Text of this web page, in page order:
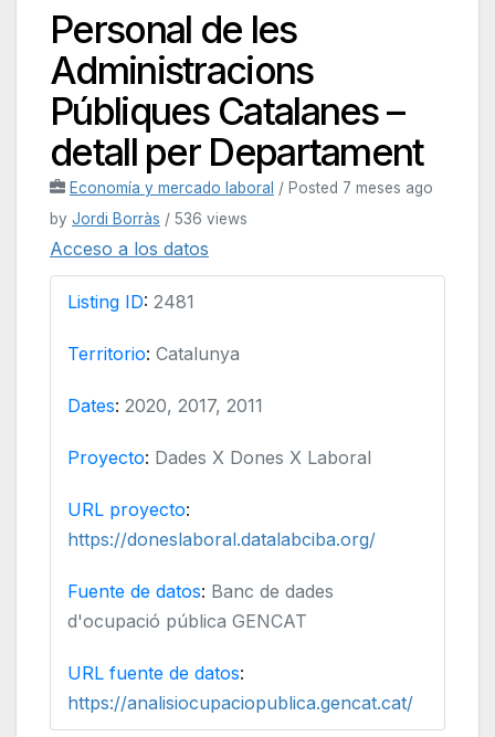
Personal de les
Administracions
Públiques Catalanes –
detall per Departament
Economía y mercado laboral / Posted 7 meses ago
by Jordi Borràs / 536 views
Acceso a los datos
Listing ID: 2481
Territorio: Catalunya
Dates: 2020, 2017, 2011
Proyecto: Dades X Dones X Laboral
URL proyecto:
https://doneslaboral.datalabciba.org/
Fuente de datos: Banc de dades
d'ocupació pública GENCAT
URL fuente de datos:
https://analisiocupaciopublica.gencat.cat/